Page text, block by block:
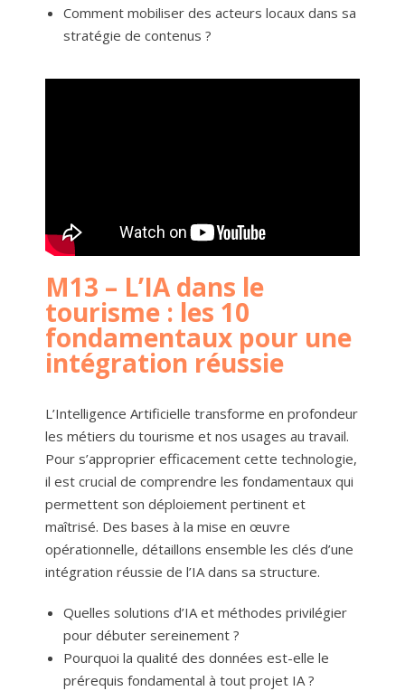
Comment mobiliser des acteurs locaux dans sa
stratégie de contenus ?
M13 – L’IA dans le
tourisme : les 10
fondamentaux pour une
intégration réussie
L’Intelligence Artificielle transforme en profondeur
les métiers du tourisme et nos usages au travail.
Pour s’approprier efficacement cette technologie,
il est crucial de comprendre les fondamentaux qui
permettent son déploiement pertinent et
maîtrisé. Des bases à la mise en œuvre
opérationnelle, détaillons ensemble les clés d’une
intégration réussie de l’IA dans sa structure.
Quelles solutions d’IA et méthodes privilégier
pour débuter sereinement ?
Pourquoi la qualité des données est-elle le
prérequis fondamental à tout projet IA ?